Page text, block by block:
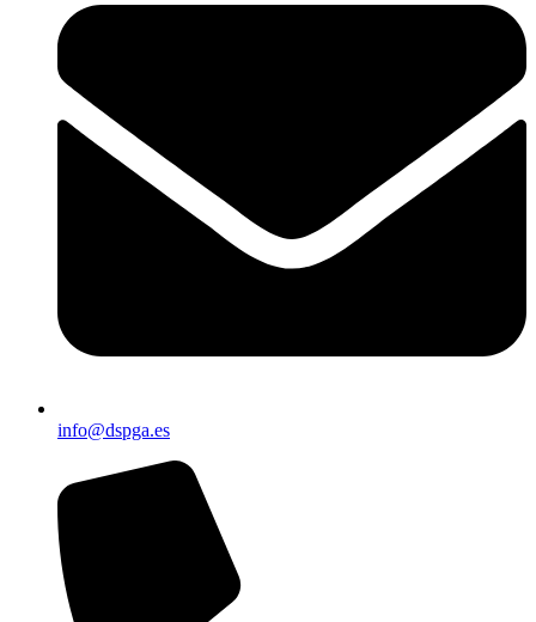
info@dspga.es